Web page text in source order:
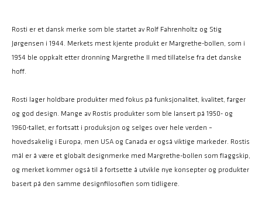
Rosti er et dansk merke som ble startet av Rolf Fahrenholtz og Stig
Jørgensen i 1944. Merkets mest kjente produkt er Margrethe-bollen, som i
1954 ble oppkalt etter dronning Margrethe II med tillatelse fra det danske
hoff.
Rosti lager holdbare produkter med fokus på funksjonalitet, kvalitet, farger
og god design. Mange av Rostis produkter som ble lansert på 1950- og
1960-tallet, er fortsatt i produksjon og selges over hele verden –
hovedsakelig i Europa, men USA og Canada er også viktige markeder. Rostis
mål er å være et globalt designmerke med Margrethe-bollen som flaggskip,
og merket kommer også til å fortsette å utvikle nye konsepter og produkter
basert på den samme designfilosofien som tidligere.